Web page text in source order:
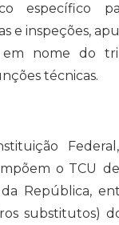
específico
e inspeções,
em nome do
técnicas.
o TCU
República,
substitutos)